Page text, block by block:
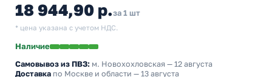
18 944,90 р.за 1 шт
* цена указана с учетом НДС.
Наличие
Самовывоз из ПВЗ: м. Новохохловская — 12 августа
Доставка по Москве и области — 13 августа